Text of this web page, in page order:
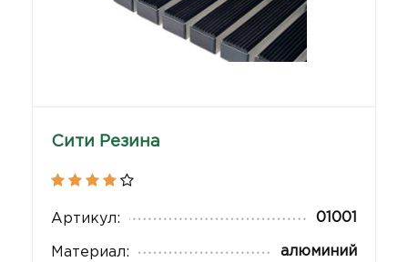
Сити Резина
Артикул: 01001
Материал: алюминий